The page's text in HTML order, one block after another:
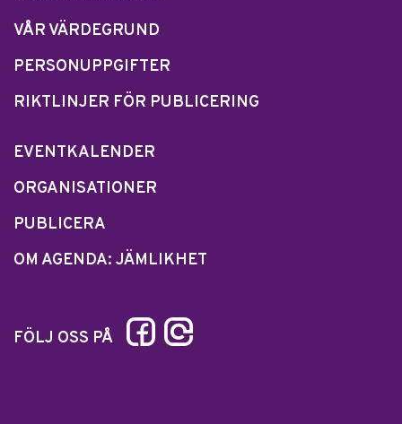
VÅR VÄRDEGRUND
PERSONUPPGIFTER
RIKTLINJER FÖR PUBLICERING
EVENTKALENDER
ORGANISATIONER
PUBLICERA
OM AGENDA: JÄMLIKHET
FÖLJ OSS PÅ